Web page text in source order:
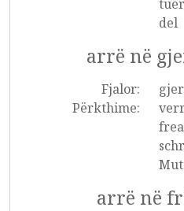
del
arrë në
Fjalor:
Përkthime:
arrë në